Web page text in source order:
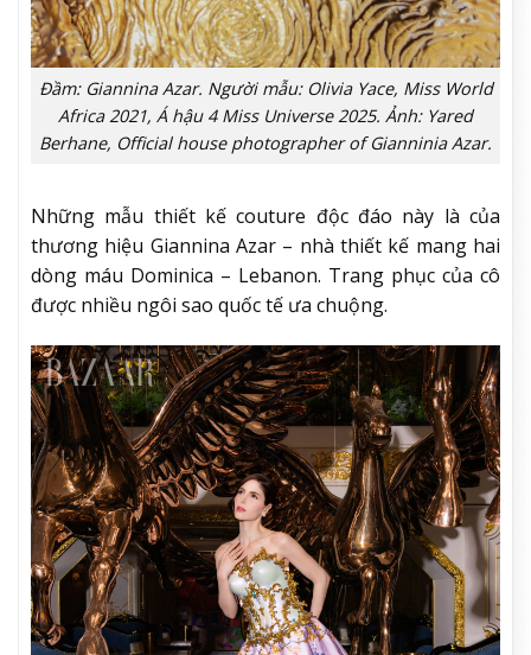
Đầm: Giannina Azar. Người mẫu: Olivia Yace, Miss World
Africa 2021, Á hậu 4 Miss Universe 2025. Ảnh: Yared
Berhane, Official house photographer of Gianninia Azar.
Những mẫu thiết kế couture độc đáo này là của
thương hiệu Giannina Azar – nhà thiết kế mang hai
dòng máu Dominica – Lebanon. Trang phục của cô
được nhiều ngôi sao quốc tế ưa chuộng.